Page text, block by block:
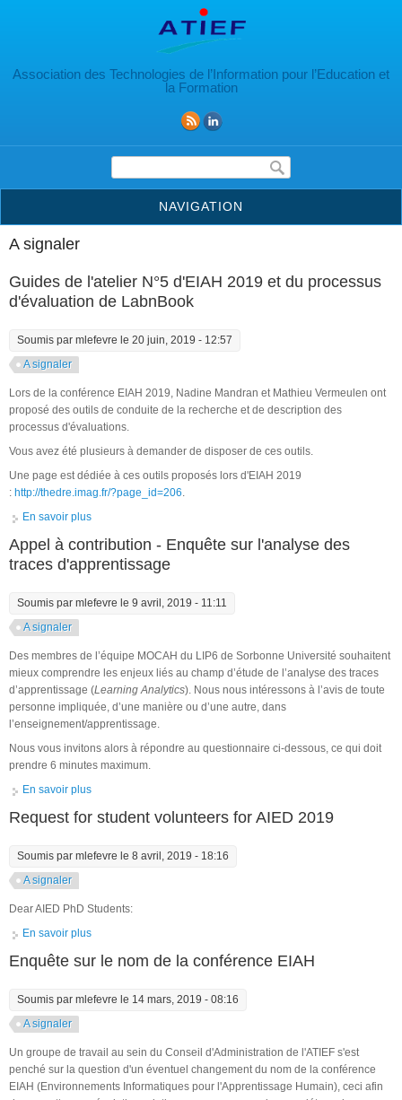
Association des Technologies de l’Information pour l’Education et
la Formation
Formulaire de recherche
NAVIGATION
A signaler
Guides de l'atelier N°5 d'EIAH 2019 et du processus
d'évaluation de LabnBook
Soumis par mlefevre le 20 juin, 2019 - 12:57
A signaler
Lors de la conférence EIAH 2019, Nadine Mandran et Mathieu Vermeulen ont
proposé des outils de conduite de la recherche et de description des
processus d'évaluations.
Vous avez été plusieurs à demander de disposer de ces outils.
Une page est dédiée à ces outils proposés lors d'EIAH 2019
: http://thedre.imag.fr/?page_id=206.
En savoir plus
Appel à contribution - Enquête sur l'analyse des
traces d'apprentissage
Soumis par mlefevre le 9 avril, 2019 - 11:11
A signaler
Des membres de l’équipe MOCAH du LIP6 de Sorbonne Université souhaitent
mieux comprendre les enjeux liés au champ d’étude de l’analyse des traces
d’apprentissage (Learning Analytics). Nous nous intéressons à l’avis de toute
personne impliquée, d’une manière ou d’une autre, dans
l’enseignement/apprentissage.
Nous vous invitons alors à répondre au questionnaire ci-dessous, ce qui doit
prendre 6 minutes maximum.
En savoir plus
Request for student volunteers for AIED 2019
Soumis par mlefevre le 8 avril, 2019 - 18:16
A signaler
Dear AIED PhD Students:
En savoir plus
Enquête sur le nom de la conférence EIAH
Soumis par mlefevre le 14 mars, 2019 - 08:16
A signaler
Un groupe de travail au sein du Conseil d'Administration de l'ATIEF s'est
penché sur la question d'un éventuel changement du nom de la conférence
EIAH (Environnements Informatiques pour l'Apprentissage Humain), ceci afin